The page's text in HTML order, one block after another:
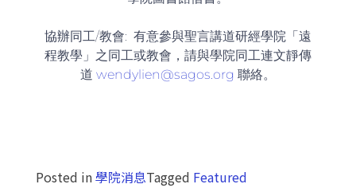
協辦同工/教會: 有意參與聖言講道研經學院「遠
程教學」之同工或教會，請與學院同工連文靜傳
道 wendylien@sagos.org 聯絡。
Posted in學院消息Tagged Featured